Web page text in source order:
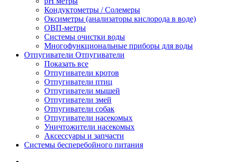
Кондуктометры / Солемеры
Оксиметры (анализаторы кислорода в воде)
ОВП-метры
Системы очистки воды
Многофункциональные приборы для воды
Отпугиватели Отпугиватели
Показать все
Отпугиватели кротов
Отпугиватели птиц
Отпугиватели мышей
Отпугиватели змей
Отпугиватели собак
Отпугиватели насекомых
Уничтожители насекомых
Аксессуары и запчасти
Системы бесперебойного питания